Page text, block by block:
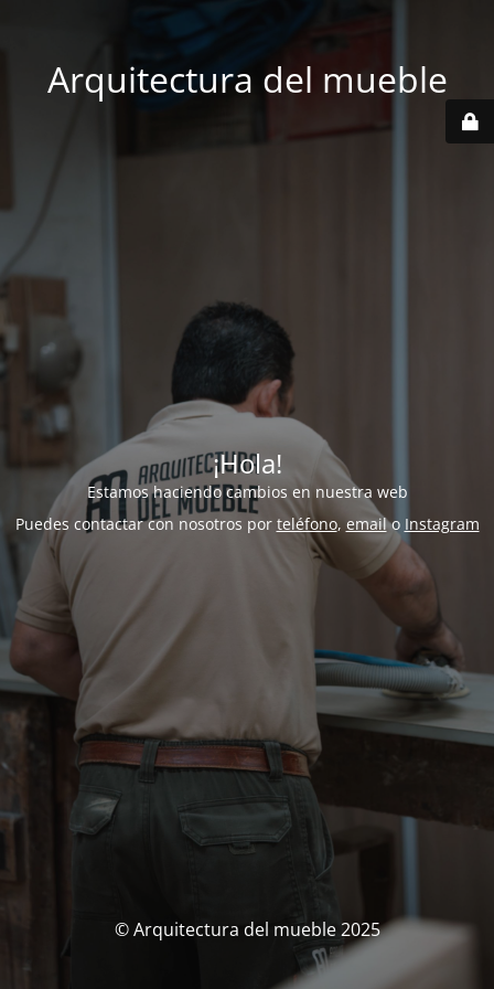
Arquitectura del mueble
¡Hola!
Estamos haciendo cambios en nuestra web
Puedes contactar con nosotros por teléfono, emailo Instagram
© Arquitectura del mueble 2025